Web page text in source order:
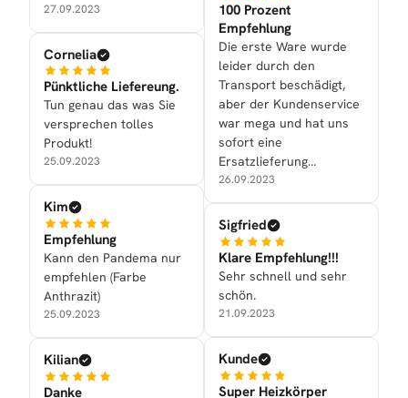
27.09.2023
Cornelia
Pünktliche Liefereung.
Tun genau das was Sie
versprechen tolles
Produkt!
25.09.2023
Kim
Empfehlung
Kann den Pandema nur
empfehlen (Farbe
Anthrazit)
25.09.2023
Kilian
Danke
100 Prozent
Empfehlung
Die erste Ware wurde
leider durch den
Transport beschädigt,
aber der Kundenservice
war mega und hat uns
sofort eine
Ersatzlieferung
zukommen lassen.
26.09.2023
Sigfried
Klare Empfehlung!!!
Sehr schnell und sehr
schön.
21.09.2023
Kunde
Super Heizkörper